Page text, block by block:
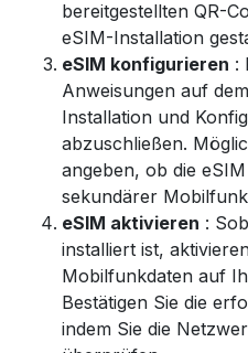
bereitgestellten QR-
eSIM-Installation
eSIM konfigurieren :
Anweisungen auf
Installation und
abzuschließen.
angeben, ob die
sekundärer
eSIM aktivieren :
installiert ist,
Mobilfunkdaten auf
Bestätigen Sie die
indem Sie die